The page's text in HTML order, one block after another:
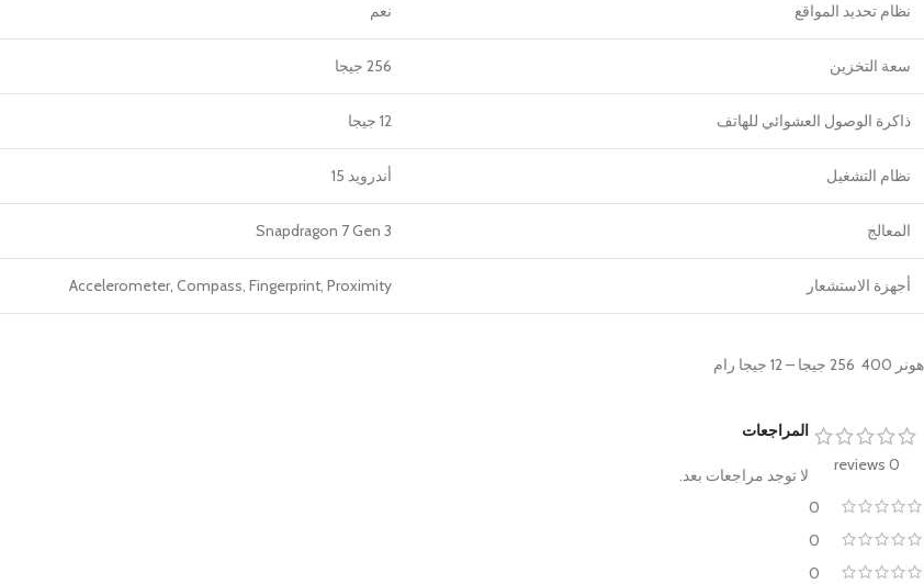
نظام تحديد المواقع نعم
سعة التخزين 256 جيجا
ذاكرة الوصول العشوائي للهاتف 12 جيجا
نظام التشغيل أندرويد 15
المعالج Snapdragon 7 Gen 3
أجهزة الاستشعار Accelerometer, Compass, Fingerprint, Proximity
هونر 400 256 جيجا – 12 جيجا رام
0 reviews
0
0
0
المراجعات
لا توجد مراجعات بعد.